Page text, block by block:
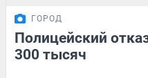
ГОРОД
Полицейский
300 тысяч